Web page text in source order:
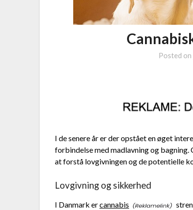
Posted on
I de senere år er der opstået en øget
forbindelse med madlavning og
at forstå lovgivningen og de potentielle
Lovgivning og sikkerhed
I Danmark ercannabis